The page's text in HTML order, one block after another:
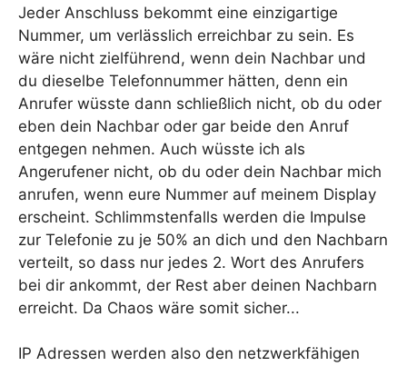
Jeder Anschluss bekommt eine einzigartige
Nummer, um verlässlich erreichbar zu sein. Es
wäre nicht zielführend, wenn dein Nachbar und
du dieselbe Telefonnummer hätten, denn ein
Anrufer wüsste dann schließlich nicht, ob du oder
eben dein Nachbar oder gar beide den Anruf
entgegen nehmen. Auch wüsste ich als
Angerufener nicht, ob du oder dein Nachbar mich
anrufen, wenn eure Nummer auf meinem Display
erscheint. Schlimmstenfalls werden die Impulse
zur Telefonie zu je 50% an dich und den Nachbarn
verteilt, so dass nur jedes 2. Wort des Anrufers
bei dir ankommt, der Rest aber deinen Nachbarn
erreicht. Da Chaos wäre somit sicher...
IP Adressen werden also den netzwerkfähigen